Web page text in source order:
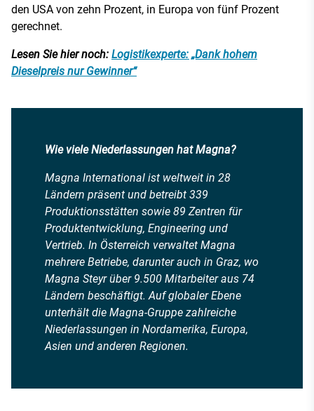
den USA von zehn Prozent, in Europa von fünf Prozent
gerechnet.
Lesen Sie hier noch: Logistikexperte: „Dank hohem
Dieselpreis nur Gewinner“
Wie viele Niederlassungen hat Magna?
Magna International ist weltweit in 28
Ländern präsent und betreibt 339
Produktionsstätten sowie 89 Zentren für
Produktentwicklung, Engineering und
Vertrieb. In Österreich verwaltet Magna
mehrere Betriebe, darunter auch in Graz, wo
Magna Steyr über 9.500 Mitarbeiter aus 74
Ländern beschäftigt. Auf globaler Ebene
unterhält die Magna-Gruppe zahlreiche
Niederlassungen in Nordamerika, Europa,
Asien und anderen Regionen.